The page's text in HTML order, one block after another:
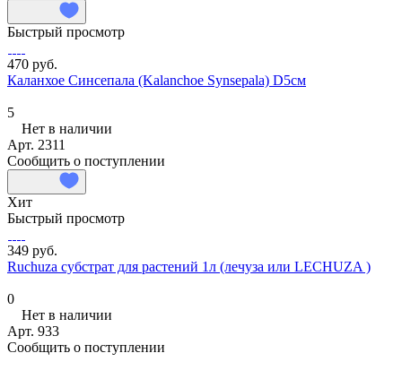
Быстрый просмотр
470 руб.
Каланхое Синсепала (Kalanchoe Synsepala) D5см
5
Нет в наличии
Арт. 2311
Сообщить о поступлении
Хит
Быстрый просмотр
349 руб.
Ruchuza субстрат для растений 1л (лечуза или LECHUZA )
0
Нет в наличии
Арт. 933
Сообщить о поступлении